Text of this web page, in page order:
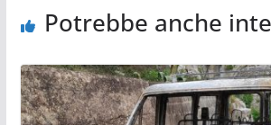
Potrebbe anche